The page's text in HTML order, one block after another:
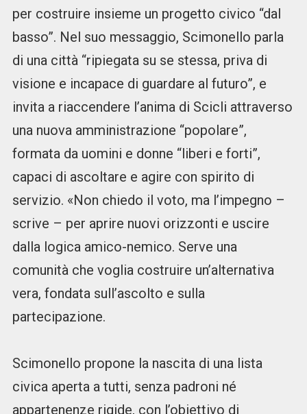
per costruire insieme un progetto civico “dal
basso”. Nel suo messaggio, Scimonello parla
di una città “ripiegata su se stessa, priva di
visione e incapace di guardare al futuro”, e
invita a riaccendere l’anima di Scicli attraverso
una nuova amministrazione “popolare”,
formata da uomini e donne “liberi e forti”,
capaci di ascoltare e agire con spirito di
servizio. «Non chiedo il voto, ma l’impegno –
scrive – per aprire nuovi orizzonti e uscire
dalla logica amico-nemico. Serve una
comunità che voglia costruire un’alternativa
vera, fondata sull’ascolto e sulla
partecipazione.
Scimonello propone la nascita di una lista
civica aperta a tutti, senza padroni né
appartenenze rigide, con l’obiettivo di